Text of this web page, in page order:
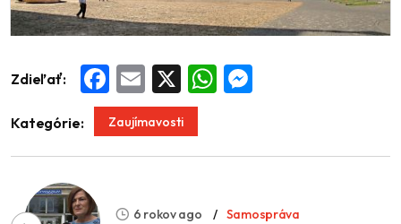
Zdieľať: Facebook
Email WhatsApp
Kategórie: Zaujímavosti
6 rokov ago Samospráva